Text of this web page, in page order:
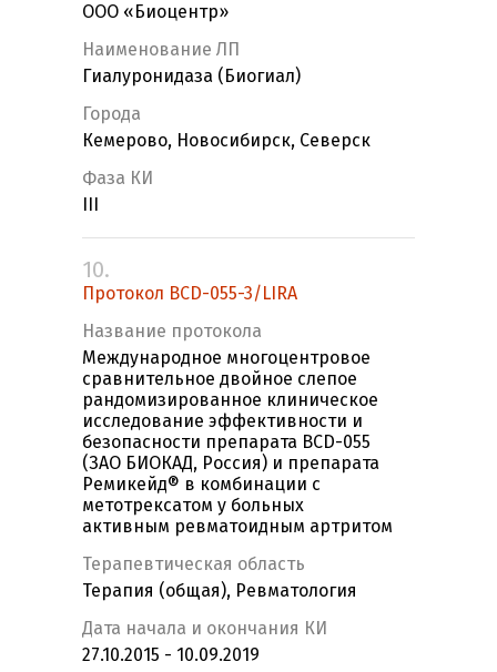
ООО «Биоцентр»
Наименование ЛП
Гиалуронидаза (Биогиал)
Города
Кемерово, Новосибирск, Северск
Фаза КИ
10.
Протокол BCD-055-3/LIRA
Название протокола
Международное многоцентровое
сравнительное двойное слепое
рандомизированное клиническое
исследование эффективности и
безопасности препарата BCD-055
(ЗАО БИОКАД, Россия) и препарата
Ремикейд® в комбинации с
метотрексатом у больных
активным ревматоидным артритом
Терапевтическая область
Терапия (общая), Ревматология
Дата начала и окончания КИ
27.10.2015 - 10.09.2019